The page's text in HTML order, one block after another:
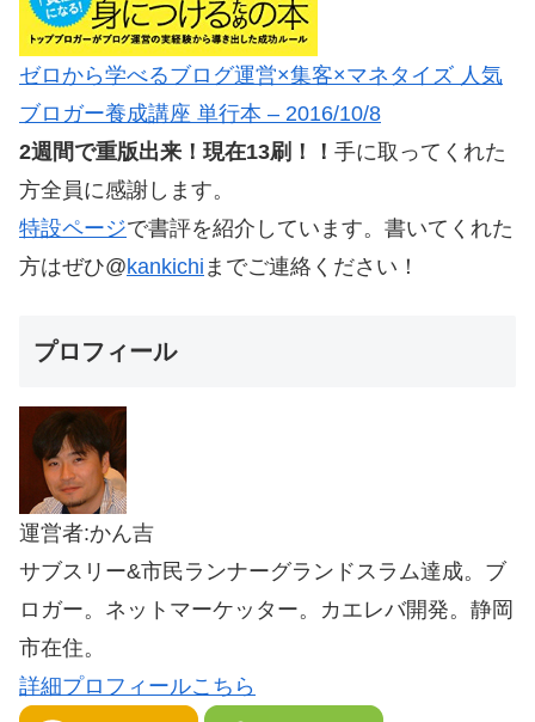
ゼロから学べるブログ運営×集客×マネタイズ 人気
ブロガー養成講座 単行本 – 2016/10/8
2週間で重版出来！現在13刷！！ 手に取ってくれた
方全員に感謝します。
特設ページで書評を紹介しています。書いてくれた
方はぜひ@kankichi までご連絡ください！
プロフィール
運営者:かん吉
サブスリー&市民ランナーグランドスラム達成。ブ
ロガー。ネットマーケッター。カエレバ開発。静岡
市在住。
詳細プロフィールこちら